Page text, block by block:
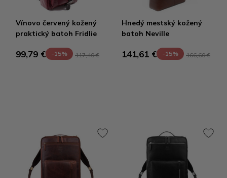
Vínovo červený kožený
praktický batoh Fridlie
99,79 € -15% 117,40 €
Hnedý mestský kožený
batoh Neville
141,61 € -15% 166,60 €